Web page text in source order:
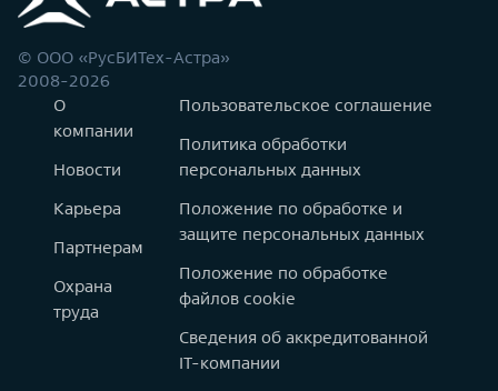
© ООО «РусБИТех-Астра»
2008-2026
О
компании
Новости
Карьера
Партнерам
Охрана
труда
Пользовательское соглашение
Политика обработки
персональных данных
Положение по обработке и
защите персональных данных
Положение по обработке
файлов cookie
Сведения об аккредитованной
IT-компании